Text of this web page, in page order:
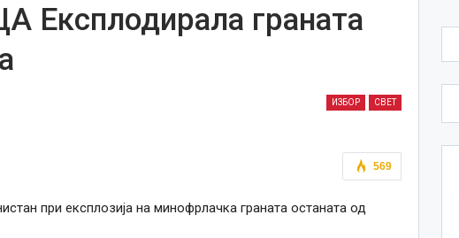
граната
ИЗБОР СВЕТ
569
при експлозија на минофрлачка граната останата од